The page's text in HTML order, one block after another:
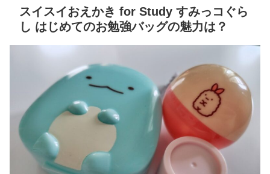
スイスイおえかき for Study すみっコぐら
し はじめてのお勉強バッグの魅力は？